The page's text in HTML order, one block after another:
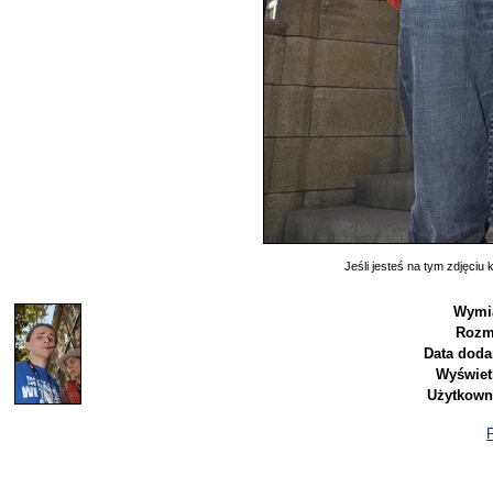
Jeśli jesteś na tym zdjęciu
Data